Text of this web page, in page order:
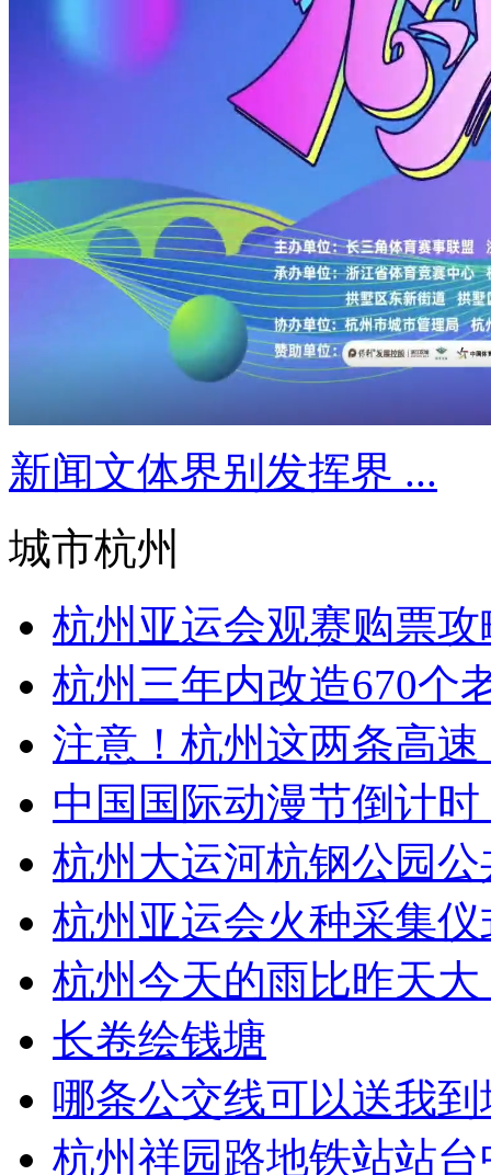
新闻文体界别发挥界 ...
城市杭州
杭州亚运会观赛购票
杭州三年内改造670个
注意！杭州这两条高
中国国际动漫节倒计
杭州大运河杭钢公园
杭州亚运会火种采集
杭州今天的雨比昨天
长卷绘钱塘
哪条公交线可以送我
杭州祥园路地铁站站